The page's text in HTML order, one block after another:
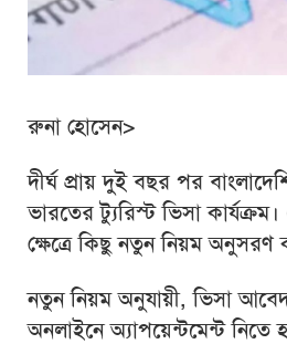
রুনা হোসেন>
দীর্ঘ প্রায় দুই বছর পর
ভারতের ট্যুরিস্ট ভিসা
ক্ষেত্রে কিছু নতুন নিয়ম অনুসরণ
নতুন নিয়ম অনুযায়ী, ভিসা
অনলাইনে অ্যাপয়েন্টমেন্ট